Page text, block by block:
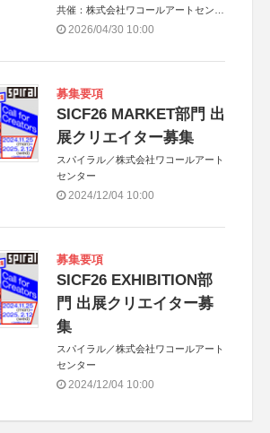
共催：株式会社ワコールアートセンタ
ー2026/04/30 10:00
募集要項
SICF26 MARKET部門 出
展クリエイター募集
スパイラル／株式会社ワコールアート
センター
2024/12/04 10:00
募集要項
SICF26 EXHIBITION部
門 出展クリエイター募
集
スパイラル／株式会社ワコールアート
センター
2024/12/04 10:00